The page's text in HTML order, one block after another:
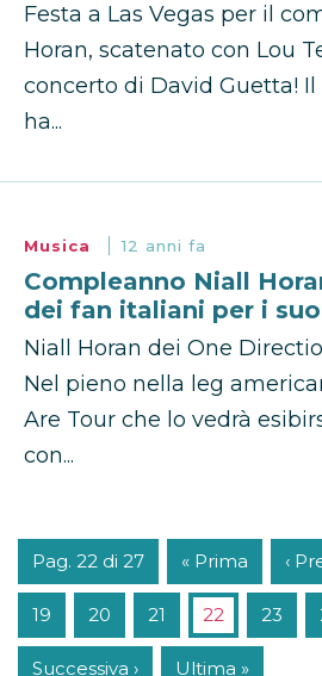
Festa a Las Vegas per il
Horan, scatenato con Lou
concerto di David Guetta! Il
ha...
Musica 12 anni fa
Compleanno Niall
dei fan italiani per i
Niall Horan dei One
Nel pieno nella leg
Are Tour che lo vedrà
con...
Pag. 22 di 27 « Prima ‹
19 20 21 22 23
Successiva › Ultima »